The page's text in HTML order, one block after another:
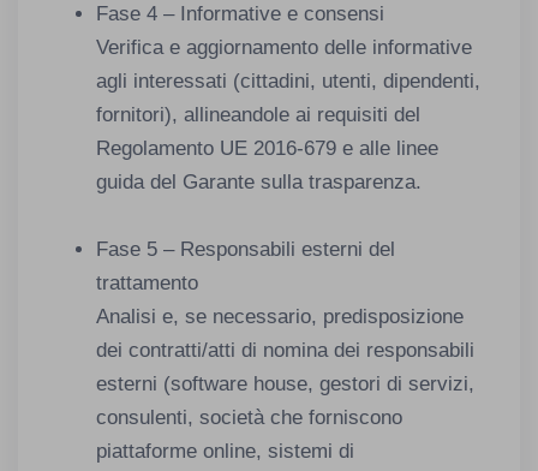
Fase 4 – Informative e consensi
Verifica e aggiornamento delle informative
agli interessati (cittadini, utenti, dipendenti,
fornitori), allineandole ai requisiti del
Regolamento UE 2016-679 e alle linee
guida del Garante sulla trasparenza.
Fase 5 – Responsabili esterni del
trattamento
Analisi e, se necessario, predisposizione
dei contratti/atti di nomina dei responsabili
esterni (software house, gestori di servizi,
consulenti, società che forniscono
piattaforme online, sistemi di